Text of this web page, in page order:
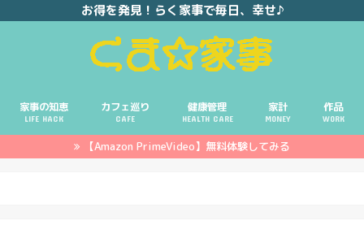
お得を発見！らく家事で毎日、幸せ♪
家事の知恵
LIFE HACK
カフェ巡り
CAFE
健康管理
HEALTH CARE
家計
MONEY
ポイ活
投資
副業
作品
WORK
【Amazon PrimeVideo】無料体験してみる